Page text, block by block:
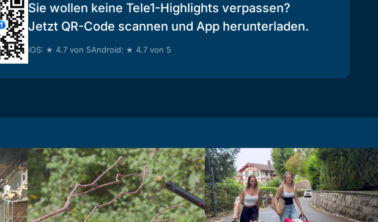
Sie wollen keine Tele1-Highlights verpassen?
Jetzt QR-Code scannen und App herunterladen.
iOS: ★ 4.7 von 5Android: ★ 4.7 von 5